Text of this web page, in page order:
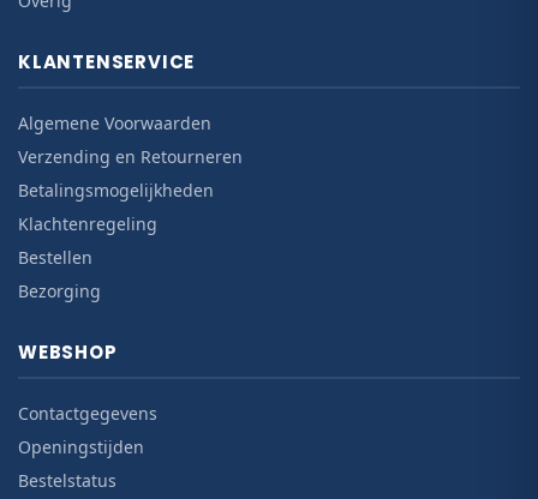
KLANTENSERVICE
Algemene Voorwaarden
Verzending en Retourneren
Betalingsmogelijkheden
Klachtenregeling
Bestellen
Bezorging
WEBSHOP
Contactgegevens
Openingstijden
Bestelstatus